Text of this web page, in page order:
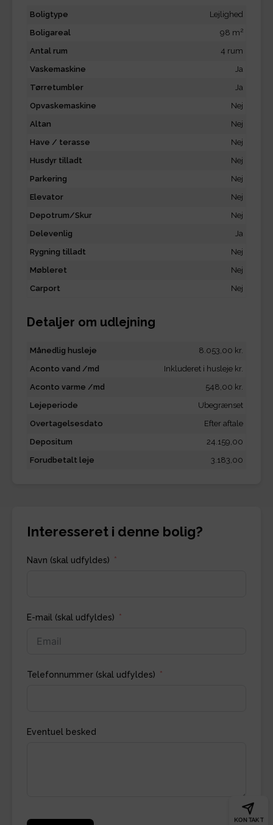
KONTAKT
Boligtype
Lejlighed
Boligareal
98 m2
Antal rum
4 rum
Vaskemaskine
Ja
Tørretumbler
Ja
Opvaskemaskine
Nej
Altan
Nej
Have / terasse
Nej
Husdyr tilladt
Nej
Parkering
Nej
Elevator
Nej
Depotrum/Skur
Nej
Delevenlig
Ja
Rygning tilladt
Nej
Møbleret
Nej
Carport
Nej
Detaljer om udlejning
Månedlig husleje
8.053,00 kr.
Aconto vand /md
Inkluderet i husleje kr.
Aconto varme /md
548,00 kr.
Lejeperiode
Ubegrænset
Overtagelsesdato
Efter aftale
Depositum
24.159,00
Forudbetalt leje
3.183,00
Interesseret i denne bolig?
Navn (skal udfyldes)
E-mail (skal udfyldes)
Telefonnummer (skal udfyldes)
Eventuel besked